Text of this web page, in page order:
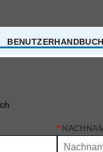
BENUTZERHANDBUCH
*